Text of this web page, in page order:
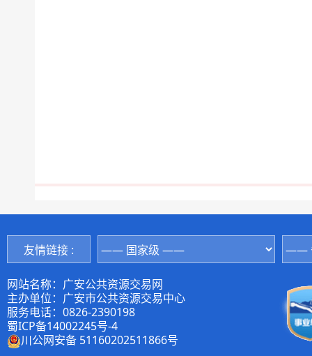
友情链接 :
网站名称：广安公共资源交易网
主办单位：广安市公共资源交易中心
服务电话：0826-2390198
蜀ICP备14002245号-4
川公网安备 51160202511866号